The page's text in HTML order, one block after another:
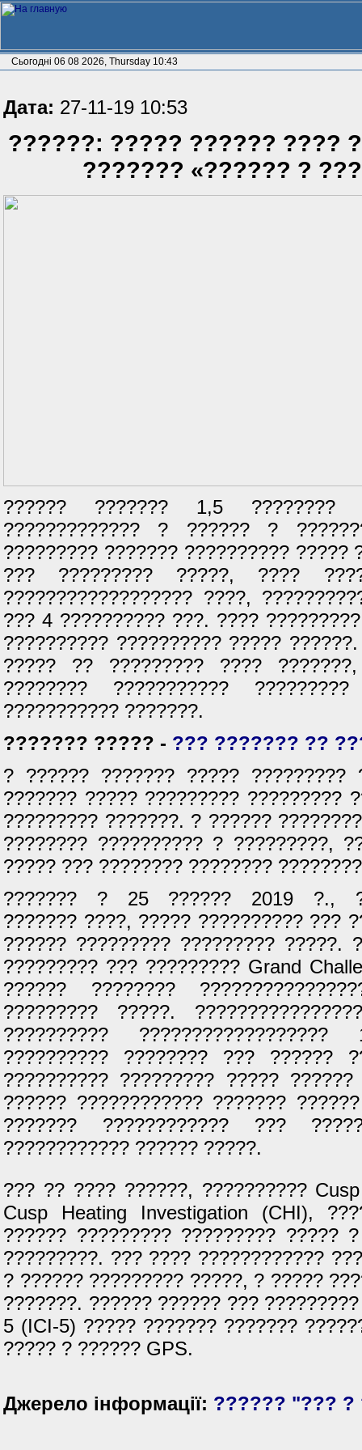
Сьогодні 06 08 2026, Thursday 10:43
Дата: 27-11-19 10:53
??????: ????? ?????? ????
??????? «?????? ?
?????? ??????? 1,5 ????????
????????????? ? ?????? ?
????????? ??????? ?????????? ?????
??? ????????? ?????, ????
?????????????????? ????,
??? 4 ?????????? ???. ????
?????????? ?????????? ?????
????? ?? ????????? ????
???????? ???????????
??????????? ???????.
??????? ????? - ??? ??????? ??
? ?????? ??????? ????? ?????????
??????? ????? ????????? ?????????
????????? ???????. ? ??????
???????? ?????????? ? ?????????,
????? ??? ???????? ????????
??????? ? 25 ?????? 2019 ?.,
??????? ????, ????? ?????????? ???
?????? ????????? ????????? ?????.
????????? ??? ????????? Grand
?????? ????????
????????? ?????.
??????????
?????????? ???????? ??? ??????
?????????? ????????? ?????
?????? ???????????? ???????
??????? ???????????? ???
???????????? ?????? ?????.
??? ?? ???? ??????, ??????????
Cusp Heating Investigation (CHI),
?????? ????????? ????????? ?????
?????????. ??? ???? ????????????
? ?????? ????????? ?????, ? ?????
???????. ?????? ?????? ???
5 (ICI-5) ????? ??????? ???????
????? ? ?????? GPS.
Джерело інформації: ?????? "??? ?